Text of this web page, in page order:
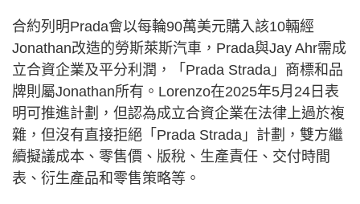
合約列明Prada會以每輪90萬美元購入該10輛經
Jonathan改造的勞斯萊斯汽車，Prada與Jay Ahr需成
立合資企業及平分利潤，「Prada Strada」商標和品
牌則屬Jonathan所有。Lorenzo在2025年5月24日表
明可推進計劃，但認為成立合資企業在法律上過於複
雜，但沒有直接拒絕「Prada Strada」計劃，雙方繼
續擬議成本、零售價、版稅、生產責任、交付時間
表、衍生產品和零售策略等。